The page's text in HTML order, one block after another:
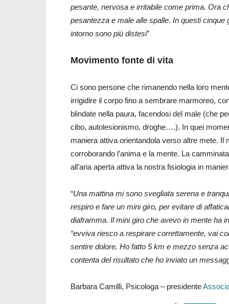
pesante, nervosa e irritabile come prima. Ora
pesantezza e male alle spalle. In questi
intorno sono più distesi”
Movimento fonte di vita
Ci sono persone che rimanendo nella loro
irrigidire il corpo fino a sembrare marmoreo,
blindate nella paura, facendosi del male (che
cibo, autolesionismo, droghe….). In quei
maniera attiva orientandola verso altre mete.
corroborando l’anima e la mente. La
all’aria aperta attiva la nostra fisiologia in
“Una mattina mi sono svegliata serena e
respiro e fare un mini giro, per evitare di
diaframma. Il mini giro che avevo in mente ha
“evviva riesco a respirare correttamente, vai
sentire dolore. Ho fatto 5 km e mezzo senza
contenta del risultato che ho inviato un
Barbara Camilli, Psicologa – presidente